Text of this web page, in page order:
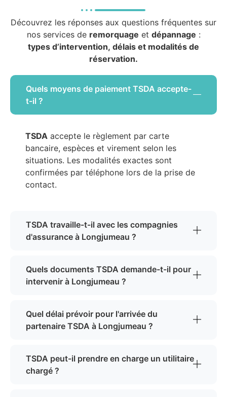
Découvrez les réponses aux questions fréquentes sur
nos services de remorquage et dépannage :
types d’intervention, délais et modalités de
réservation.
Quels moyens de paiement TSDA accepte-
t-il ?
TSDA accepte le règlement par carte
bancaire, espèces et virement selon les
situations. Les modalités exactes sont
confirmées par téléphone lors de la prise de
contact.
TSDA travaille-t-il avec les compagnies
d'assurance à Longjumeau ?
Quels documents TSDA demande-t-il pour
intervenir à Longjumeau ?
Quel délai prévoir pour l'arrivée du
partenaire TSDA à Longjumeau ?
TSDA peut-il prendre en charge un utilitaire
chargé ?